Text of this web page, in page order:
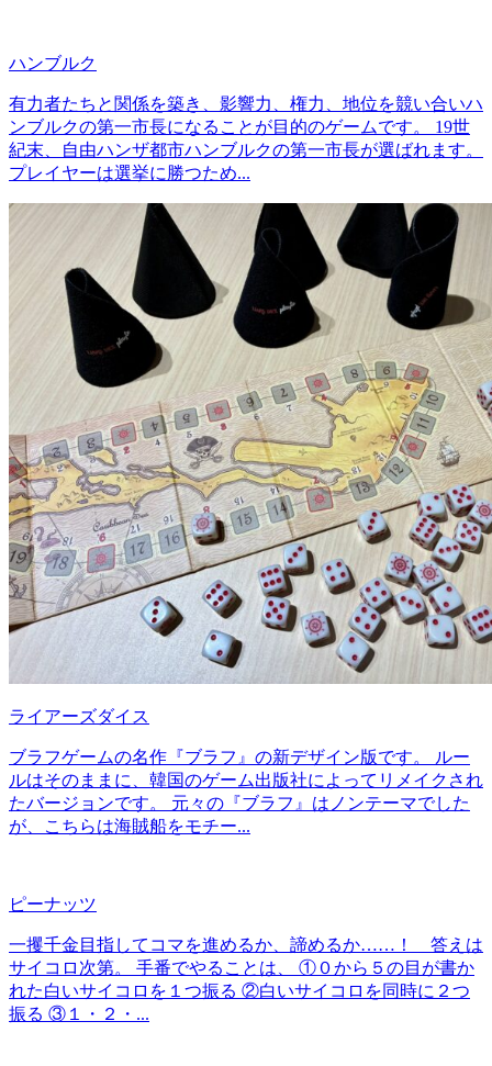
ハンブルク
有力者たちと関係を築き、影響力、権力、地位を競い合いハ
ンブルクの第一市長になることが目的のゲームです。 19世
紀末、自由ハンザ都市ハンブルクの第一市長が選ばれます。
プレイヤーは選挙に勝つため...
ライアーズダイス
ブラフゲームの名作『ブラフ』の新デザイン版です。 ルー
ルはそのままに、韓国のゲーム出版社によってリメイクされ
たバージョンです。 元々の『ブラフ』はノンテーマでした
が、こちらは海賊船をモチー...
ピーナッツ
一攫千金目指してコマを進めるか、諦めるか……！ 答えは
サイコロ次第。 手番でやることは、 ①０から５の目が書か
れた白いサイコロを１つ振る ②白いサイコロを同時に２つ
振る ③１・２・...